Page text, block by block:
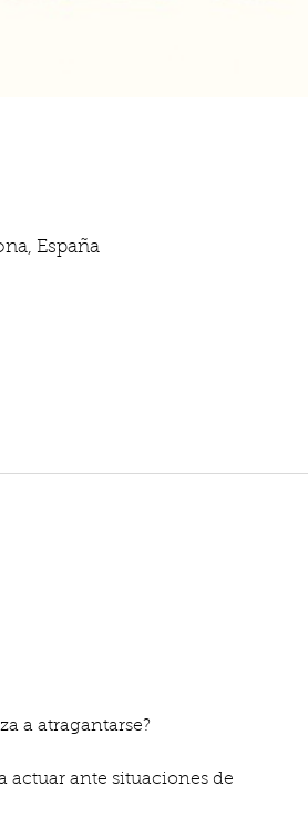
España
a atragantarse?
actuar ante situaciones de